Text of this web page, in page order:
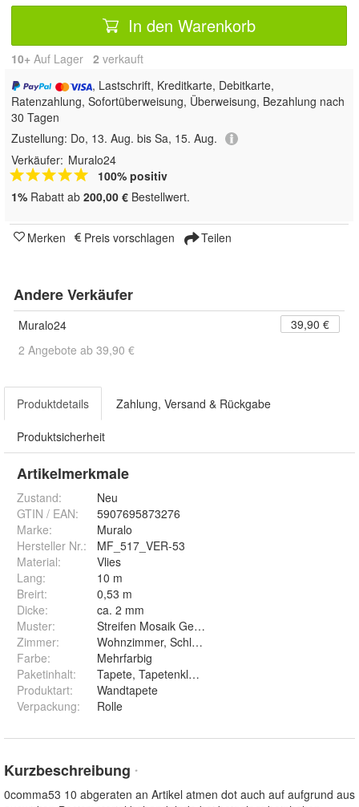
In den Warenkorb
10+ Auf Lager 2 verkauft
, Lastschrift, Kreditkarte, Debitkarte,
Ratenzahlung, Sofortüberweisung, Überweisung, Bezahlung nach
30 Tagen
Zustellung: Do, 13. Aug. bis Sa, 15. Aug.
Verkäufer: Muralo24
100% positiv
1% Rabatt ab 200,00 € Bestellwert.
Merken Preis vorschlagen Teilen
Andere Verkäufer
Muralo24
39,90 €
2 Angebote ab 39,90 €
Produktdetails Zahlung, Versand & Rückgabe
Produktsicherheit
Artikelmerkmale
Zustand:
Neu
GTIN / EAN:
5907695873276
Marke:
Muralo
Hersteller Nr.:
MF_517_VER-53
Material:
Vlies
Lang:
10 m
Breirt:
0,53 m
Dicke:
ca. 2 mm
Muster:
Streifen Mosaik Geometrie Muster Mathematik
Zimmer:
Wohnzimmer, Schlafzimmer, Arbeitszimmer,
Farbe:
Mehrfarbig
Paketinhalt:
Tapete, Tapetenkleister, Montageanleitung
Produktart:
Wandtapete
Verpackung: Rolle
Kurzbeschreibung *
0comma53 10 abgeraten an Artikel atmen dot auch auf aufgrund aus